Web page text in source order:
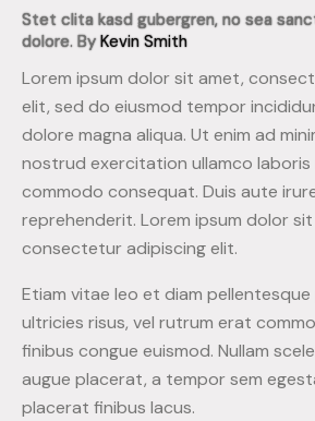
Stet clita kasd gubergren, no sea
dolore. ByKevin Smith
Lorem ipsum dolor sit amet,
elit, sed do eiusmod tempor
dolore magna aliqua. Ut enim ad
nostrud exercitation ullamco laboris
commodo consequat. Duis aute
reprehenderit. Lorem ipsum dolor
consectetur adipiscing elit.
Etiam vitae leo et diam
ultricies risus, vel rutrum erat
finibus congue euismod. Nullam
augue placerat, a tempor sem
placerat finibus lacus.